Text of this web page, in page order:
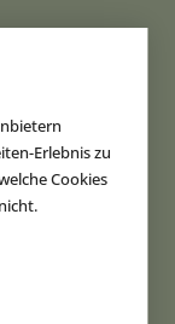
Erlebnis zu
Cookies
von
von
millionsten